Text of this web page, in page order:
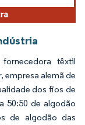
têxtil
empresa alemã de
dos fios de
50:50 de algodão
de algodão das